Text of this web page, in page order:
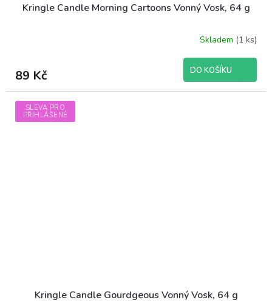
Kringle Candle Morning Cartoons Vonný Vosk, 64 g
Skladem (1 ks)
89 Kč DO KOŠÍKU
SLEVA PRO
PŘIHLÁŠENÉ
Kringle Candle Gourdgeous Vonný Vosk, 64 g